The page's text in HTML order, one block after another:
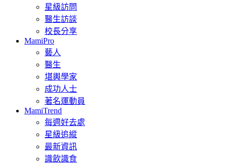
星級訪問
醫生訪談
校長分享
MamiPro
藝人
醫生
堪輿學家
成功人士
著名運動員
MamiTrend
每週好去處
星級追縱
最新資訊
識飲識食